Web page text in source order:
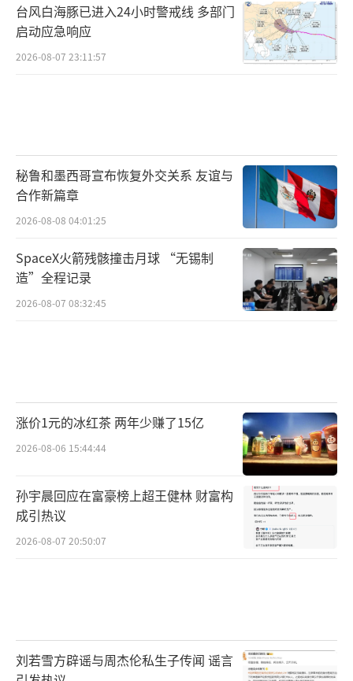
台风白海豚已进入24小时警戒线 多部门
启动应急响应
2026-08-07 23:11:57
秘鲁和墨西哥宣布恢复外交关系 友谊与
合作新篇章
2026-08-08 04:01:25
SpaceX火箭残骸撞击月球 “无锡制
造”全程记录
2026-08-07 08:32:45
涨价1元的冰红茶 两年少赚了15亿
2026-08-06 15:44:44
孙宇晨回应在富豪榜上超王健林 财富构
成引热议
2026-08-07 20:50:07
刘若雪方辟谣与周杰伦私生子传闻 谣言